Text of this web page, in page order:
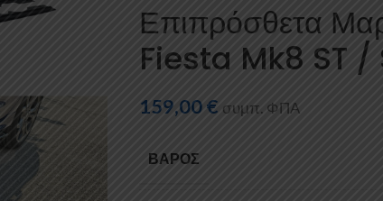
Επιπρόσθετα
Fiesta Mk8 ST
159,00€ συμπ. ΦΠΑ
ΒΆΡΟΣ